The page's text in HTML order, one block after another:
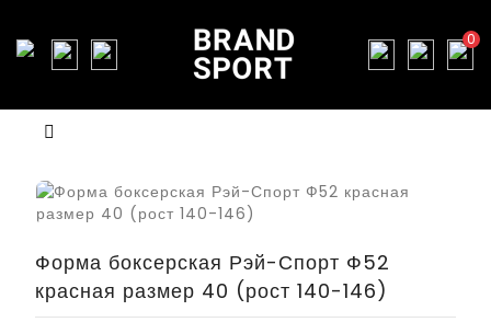
0
Форма боксерская Рэй-Спорт Ф52
красная размер 40 (рост 140-146)